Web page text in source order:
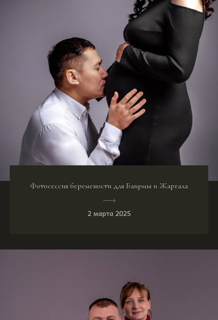
Фотосессия беремености для Баирмы и Жаргала
2 марта 2025